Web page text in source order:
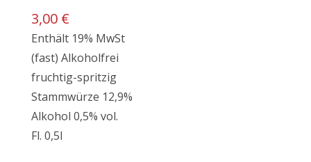
3,00 €
Enthält 19% MwSt
(fast) Alkoholfrei
fruchtig-spritzig
Stammwürze 12,9%
Alkohol 0,5% vol.
Fl. 0,5l